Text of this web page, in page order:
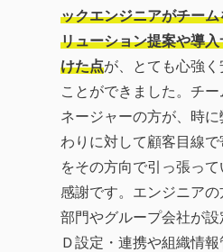
ックエンジニアがチー
リューション提案や導
けた点が、とても心強
ことができました。チ
ネージャーの方が、時
わりに対して顧客目線
をその方向で引っ張っ
感謝です。エンジニア
部門やグループ会社が設
Ｄ設定・連携や組織情